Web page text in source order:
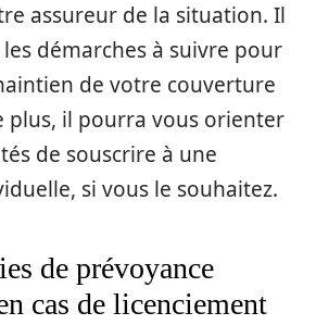
assureur de la situation. Il
démarches à suivre pour
de votre couverture
plus, il pourra vous orienter
de souscrire à une
si vous le souhaitez.
de prévoyance
cas de licenciement